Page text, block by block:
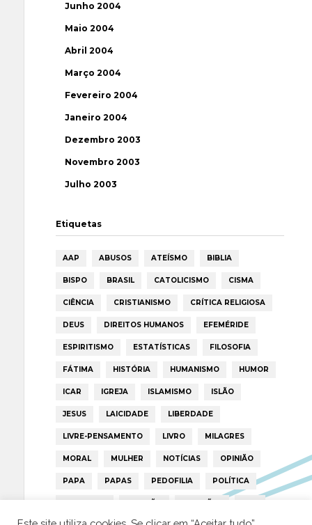
Junho 2004
Maio 2004
Abril 2004
Março 2004
Fevereiro 2004
Janeiro 2004
Dezembro 2003
Novembro 2003
Julho 2003
Etiquetas
AAP ABUSOS ATEÍSMO BIBLIA
BISPO BRASIL CATOLICISMO CISMA
CIÊNCIA CRISTIANISMO CRÍTICA RELIGIOSA
DEUS DIREITOS HUMANOS EFEMÉRIDE
ESPIRITISMO ESTATÍSTICAS FILOSOFIA
FÁTIMA HISTÓRIA HUMANISMO HUMOR
ICAR IGREJA ISLAMISMO ISLÃO
JESUS LAICIDADE LIBERDADE
LIVRE-PENSAMENTO LIVRO MILAGRES
MORAL MULHER NOTÍCIAS OPINIÃO
PAPA PAPAS PEDOFILIA POLÍTICA
PORTUGAL RELIGIÃO RELIGIÕES RTP